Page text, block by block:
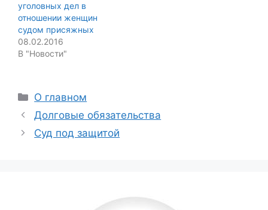
уголовных дел в
отношении женщин
судом присяжных
08.02.2016
В "Новости"
Categories
О главном
Долговые обязательства
Суд под защитой